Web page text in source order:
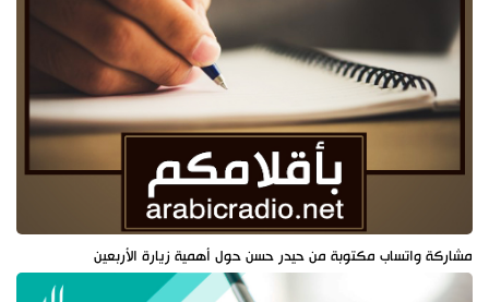
مشاركة واتساب مكتوبة من حيدر حسن حول أهمية زيارة الأربعين